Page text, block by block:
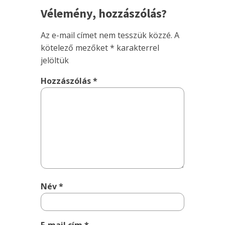
Vélemény, hozzászólás?
Az e-mail címet nem tesszük közzé. A
kötelező mezőket* karakterrel
jelöltük
Hozzászólás*
Név*